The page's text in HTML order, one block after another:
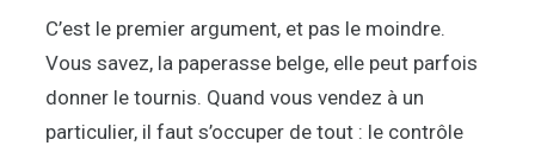
C’est le premier argument, et pas le moindre.
Vous savez, la paperasse belge, elle peut parfois
donner le tournis. Quand vous vendez à un
particulier, il faut s’occuper de tout : le contrôle